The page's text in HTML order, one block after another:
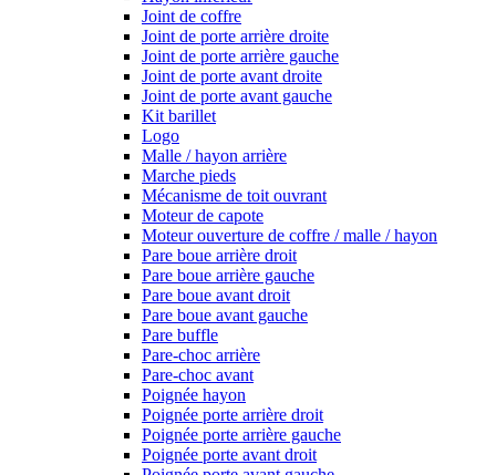
Joint de coffre
Joint de porte arrière droite
Joint de porte arrière gauche
Joint de porte avant droite
Joint de porte avant gauche
Kit barillet
Logo
Malle / hayon arrière
Marche pieds
Mécanisme de toit ouvrant
Moteur de capote
Moteur ouverture de coffre / malle / hayon
Pare boue arrière droit
Pare boue arrière gauche
Pare boue avant droit
Pare boue avant gauche
Pare buffle
Pare-choc arrière
Pare-choc avant
Poignée hayon
Poignée porte arrière droit
Poignée porte arrière gauche
Poignée porte avant droit